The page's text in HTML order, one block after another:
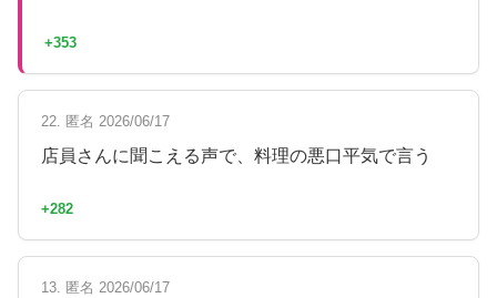
+353
22. 匿名 2026/06/17
店員さんに聞こえる声で、料理の悪口平気で言う
+282
13. 匿名 2026/06/17